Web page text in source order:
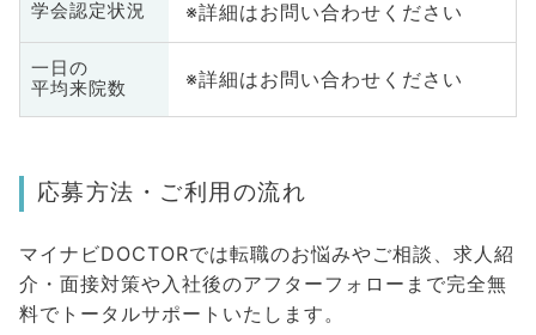
学会認定状況 ※詳細はお問い合わせください
一日の
平均来院数
※詳細はお問い合わせください
応募方法・ご利用の流れ
マイナビDOCTORでは転職のお悩みやご相談、求人紹
介・面接対策や入社後のアフターフォローまで完全無
料でトータルサポートいたします。